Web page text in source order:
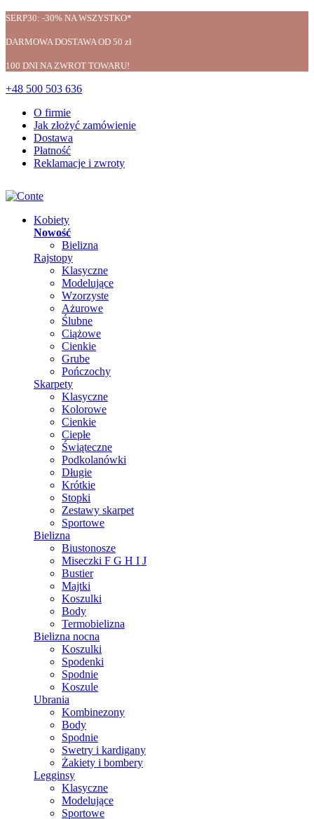
SERP30: -30% NA WSZYSTKO*
DARMOWA DOSTAWA OD 50 zł
100 DNI NA ZWROT TOWARU!
+48 500 503 636
O firmie
Jak złożyć zamówienie
Dostawa
Płatność
Reklamacje i zwroty
Kobiety
Nowość
Bielizna
Rajstopy
Klasyczne
Modelujące
Wzorzyste
Ażurowe
Ślubne
Ciążowe
Cienkie
Grube
Pończochy
Skarpety
Klasyczne
Kolorowe
Cienkie
Ciepłe
Świąteczne
Podkolanówki
Długie
Krótkie
Stopki
Zestawy skarpet
Sportowe
Bielizna
Biustonosze
Miseczki F G H I J
Bustier
Majtki
Koszulki
Body
Termobielizna
Bielizna nocna
Koszulki
Spodenki
Spodnie
Koszule
Ubrania
Kombinezony
Body
Spodnie
Swetry i kardigany
Żakiety i bombery
Legginsy
Klasyczne
Modelujące
Sportowe